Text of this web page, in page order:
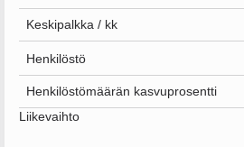
Keskipalkka / kk
Henkilöstö
Henkilöstömäärän kasvuprosentti
Liikevaihto